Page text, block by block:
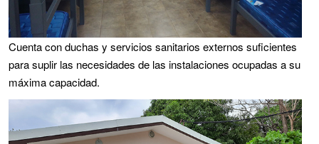
Cuenta con duchas y servicios sanitarios externos suficientes
para suplir las necesidades de las instalaciones ocupadas a su
máxima capacidad.